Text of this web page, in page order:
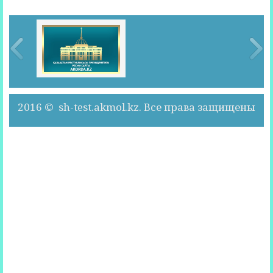
2016 © sh-test.akmol.kz. Все права защищены